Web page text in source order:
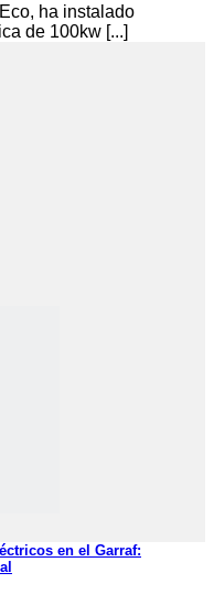
ha instalado
de 100kw [...]
en el Garraf: